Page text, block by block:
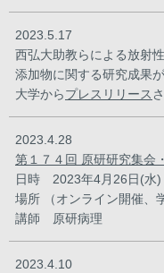
2023.5.17
西弘大助教らによる放射
添加物に関する研究成果が
大学からプレスリリース
2023.4.28
第１７４回 原研研究集会
日時 2023年4月26日(水)
場所 （オンライン開催、
講師 原研病理
2023.4.10